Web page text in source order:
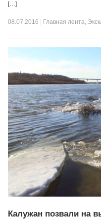
[…]
08.07.2016 Главная лента,
Калужан позвали на